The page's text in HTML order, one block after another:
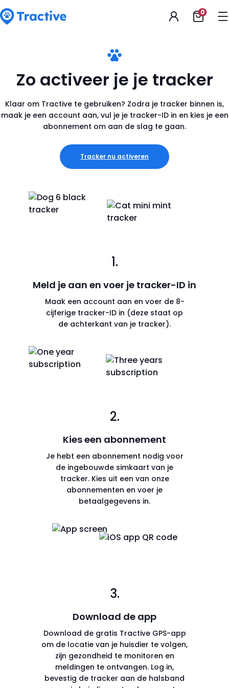
Accessibility
Statement
openen
0
Zo activeer je je tracker
Klaar om Tractive te gebruiken? Zodra je tracker binnen is,
maak je een account aan, vul je je tracker-ID in en kies je een
abonnement om aan de slag te gaan.
Tracker nu activeren
1.
Meld je aan en voer je tracker-ID in
Maak een account aan en voer de 8-
cijferige tracker-ID in (deze staat op
de achterkant van je tracker).
2.
Kies een abonnement
Je hebt een abonnement nodig voor
de ingebouwde simkaart van je
tracker. Kies uit een van onze
abonnementen en voer je
betaalgegevens in.
3.
Download de app
Download de gratis Tractive GPS-app
om de locatie van je huisdier te volgen,
zijn gezondheid te monitoren en
meldingen te ontvangen. Log in,
bevestig de tracker aan de halsband